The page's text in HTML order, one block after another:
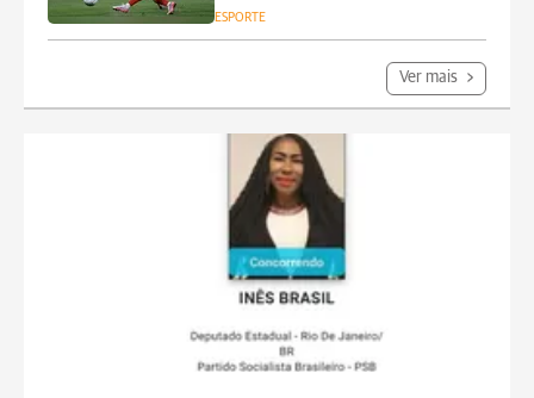
ESPORTE
Ver mais